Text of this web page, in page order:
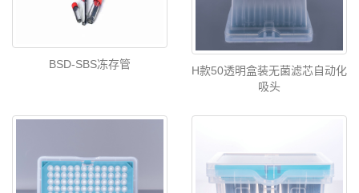
BSD-SBS冻存管
H款50透明盒装无菌滤芯自动化
吸头